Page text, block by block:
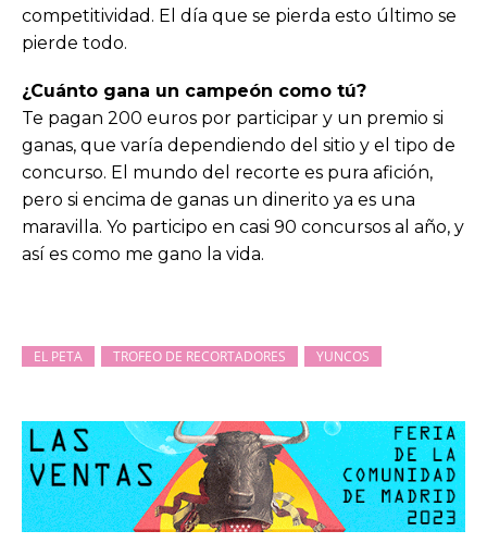
competitividad. El día que se pierda esto último se
pierde todo.
¿Cuánto gana un campeón como tú?
Te pagan 200 euros por participar y un premio si
ganas, que varía dependiendo del sitio y el tipo de
concurso. El mundo del recorte es pura afición,
pero si encima de ganas un dinerito ya es una
maravilla. Yo participo en casi 90 concursos al año, y
así es como me gano la vida.
EL PETA TROFEO DE RECORTADORES YUNCOS